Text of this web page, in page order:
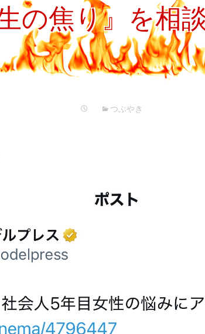
の焦り』を相
つぶやき